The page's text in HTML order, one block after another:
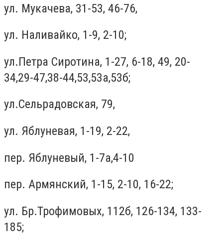
ул. Мукачева, 31-53, 46-76,
ул. Наливайко, 1-9, 2-10;
ул.Петра Сиротина, 1-27, 6-18, 49, 20-
34,29-47,38-44,53,53а,53б;
ул.Сельрадовская, 79,
ул. Яблуневая, 1-19, 2-22,
пер. Яблуневый, 1-7а,4-10
пер. Армянский, 1-15, 2-10, 16-22;
ул. Бр.Трофимовых, 112б, 126-134, 133-
185;